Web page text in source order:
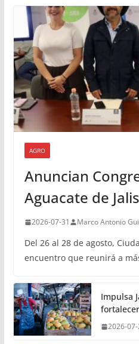
AGRO
Anuncian
Aguacate de
2026-07-31 Marco Antonio
Del 26 al 28 de agosto,
encuentro que reunirá a
Impulsa
2026-